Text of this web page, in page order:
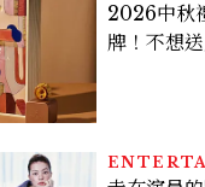
2026中秋
牌！不想